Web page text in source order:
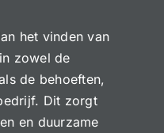
het vinden van
zowel de
de behoeften,
Dit zorgt
en duurzame